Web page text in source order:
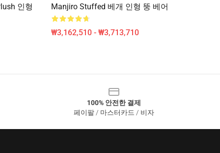
인형
Manjiro Stuffed 베개 인형 뚱 베어
₩3,162,510 - ₩3,713,710
100% 안전한 결제
페이팔 / 마스터카드 / 비자